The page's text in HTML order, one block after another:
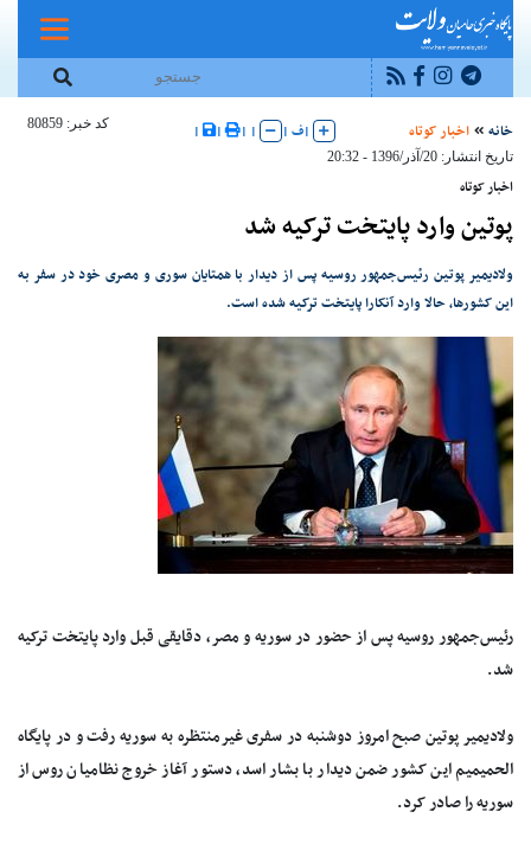
خانه اخبار کوتاه |ف |
|
|
|
|
کد خبر: 80859
تاریخ انتشار: 20/آذر/1396 - 20:32
اخبار کوتاه
پوتین وارد پایتخت ترکیه شد
ولادیمیر پوتین رئیس‌جمهور روسیه پس از دیدار با همتایان سوری و مصری خود در سفر به
این کشورها، حالا وارد آنکارا پایتخت ترکیه شده است.
رئیس‌جمهور روسیه پس از حضور در سوریه و مصر، دقایقی قبل وارد پایتخت ترکیه
شد.
ولادیمیر پوتین صبح امروز دوشنبه در سفری غیرمنتظره به سوریه رفت و در پایگاه
الحمیمیم این کشور ضمن دیدار با بشار اسد، دستور آغاز خروج نظامیان روس از
سوریه را صادر کرد.